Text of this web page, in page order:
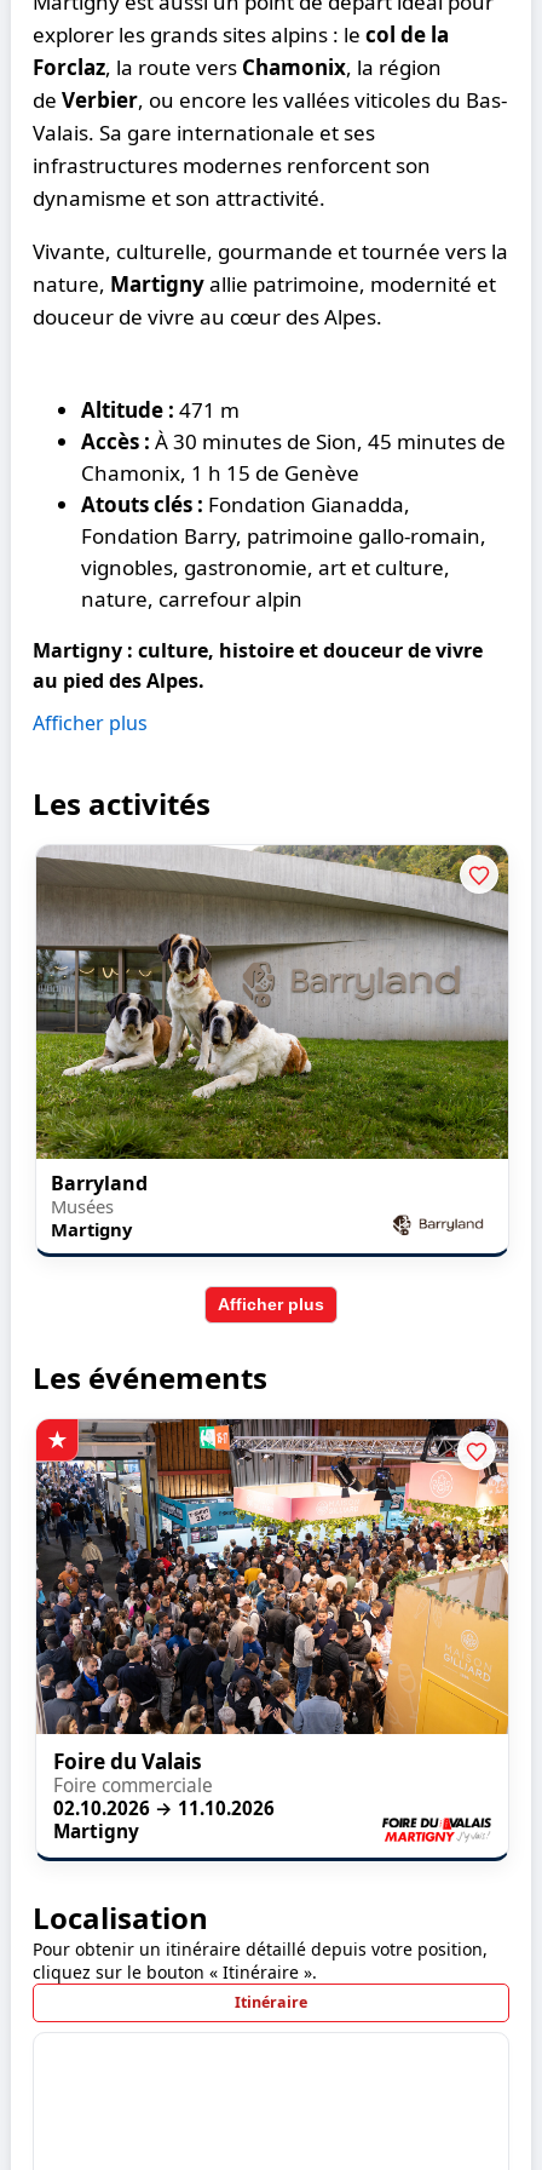
explorer les grands sites alpins : lecol de la
Forclaz, la route vers Chamonix, la région
deVerbier, ou encore les vallées viticoles du Bas-
Valais. Sa gare internationale et ses
infrastructures modernes renforcent son
dynamisme et son attractivité.
Vivante, culturelle, gourmande et tournée vers la
nature, Martignyallie patrimoine, modernité et
douceur de vivre au cœur des Alpes.
Altitude : 471 m
Accès : À 30 minutes de Sion, 45 minutes de
Chamonix, 1 h 15 de Genève
Atouts clés : Fondation Gianadda,
Fondation Barry, patrimoine gallo-romain,
vignobles, gastronomie, art et culture,
nature, carrefour alpin
Martigny : culture, histoire et douceur de vivre
au pied des Alpes.
Afficher plus
Les activités
Barryland
Musées
Martigny
Afficher plus
Les événements
Foire du Valais
Foire commerciale
02.10.2026 → 11.10.2026
Martigny
Localisation
Pour obtenir un itinéraire détaillé depuis votre position,
cliquez sur le bouton « Itinéraire ».
Itinéraire